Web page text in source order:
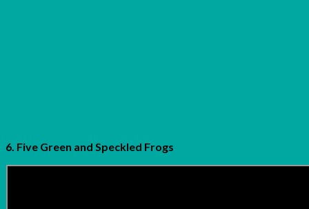
6. Five Green and Speckled Frogs